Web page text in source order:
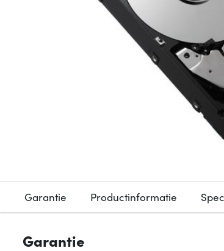
Garantie Productinformatie
Garantie